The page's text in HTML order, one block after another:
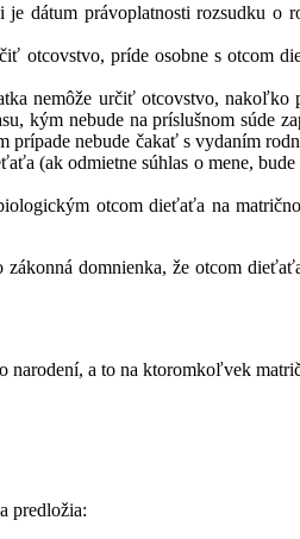
dátum právoplatnosti rozsudku o
otcovstvo, príde osobne s otcom
nemôže určiť otcovstvo,
kým nebude na príslušnom súde
nebude čakať s vydaním
(ak odmietne súhlas o mene,
otcom dieťaťa na
domnienka, že otcom
a to na ktoromkoľvek
predložia: